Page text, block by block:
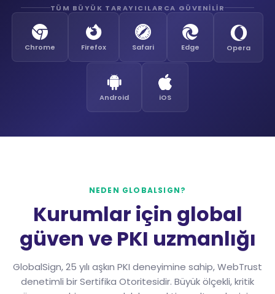
TÜM BÜYÜK TARAYICILARCA GÜVENILIR
Chrome Firefox Safari Edge Opera
Android iOS
NEDEN GLOBALSIGN?
Kurumlar için global
güven ve PKI uzmanlığı
GlobalSign, 25 yılı aşkın PKI deneyimine sahip, WebTrust
denetimli bir Sertifika Otoritesidir. Büyük ölçekli, kritik